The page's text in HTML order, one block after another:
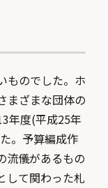
ものでした。ホ
まざまな団体の
年度(平成25年
。予算編成作
流儀があるもの
して関わった札